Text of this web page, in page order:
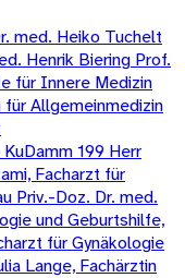
med. Heiko Tuchelt
Henrik Biering Prof.
für Innere Medizin
für Allgemeinmedizin
199 Herr
Facharzt für
Priv.-Doz. Dr. med.
und Geburtshilfe,
für Gynäkologie
Lange, Fachärztin